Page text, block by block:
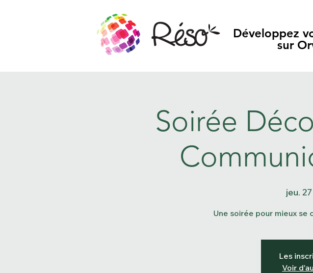
Développez
sur
Développez
sur
Soirée
jeu.
Une soirée pour mieux se
Les
Voir